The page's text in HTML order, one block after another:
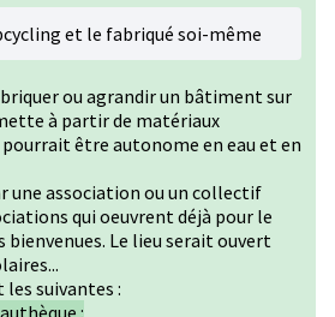
et le fabriqué soi-même
ou agrandir un bâtiment sur
à partir de matériaux
être autonome en eau et en
une association ou un collectif
qui oeuvrent déjà pour le
Le lieu serait ouvert
suivantes :
: